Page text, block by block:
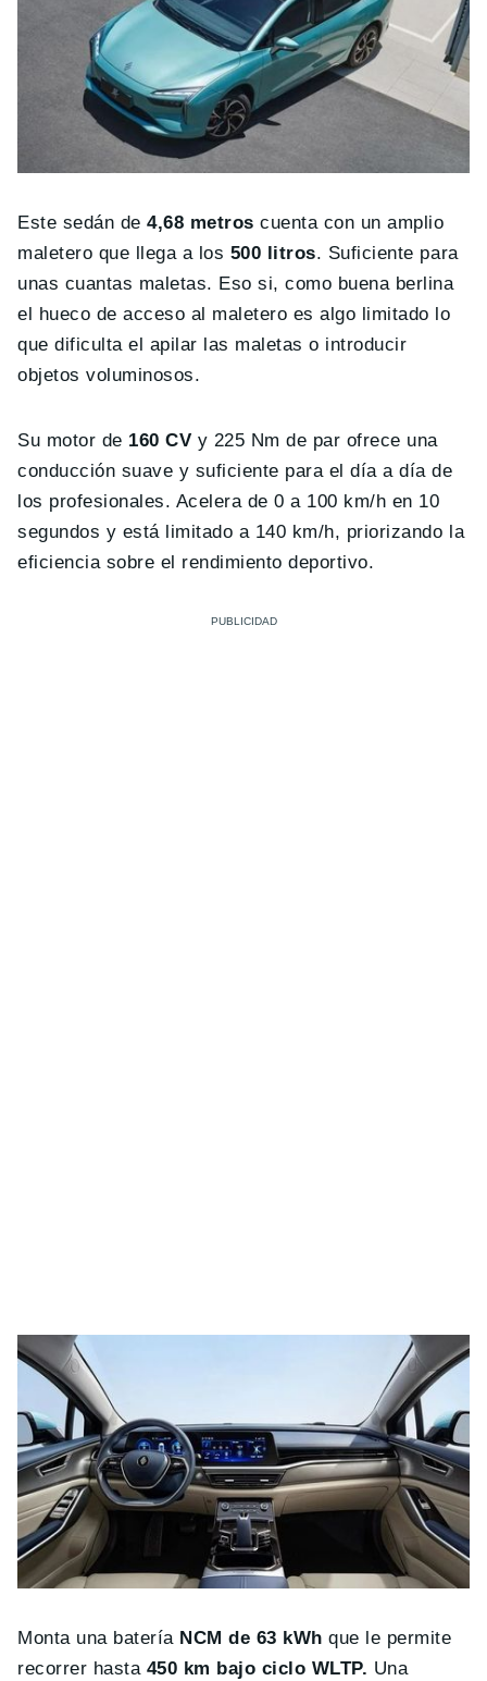
Este sedán de4,68 metros cuenta con un amplio
maletero que llega a los 500 litros. Suficiente para
unas cuantas maletas. Eso si, como buena berlina
el hueco de acceso al maletero es algo limitado lo
que dificulta el apilar las maletas o introducir
objetos voluminosos.
Su motor de 160 CV y 225 Nm de par ofrece una
conducción suave y suficiente para el día a día de
los profesionales. Acelera de 0 a 100 km/h en 10
segundos y está limitado a 140 km/h, priorizando la
eficiencia sobre el rendimiento deportivo.
Monta una batería NCM de 63 kWh que le permite
recorrer hasta 450 km bajo ciclo WLTP. Una